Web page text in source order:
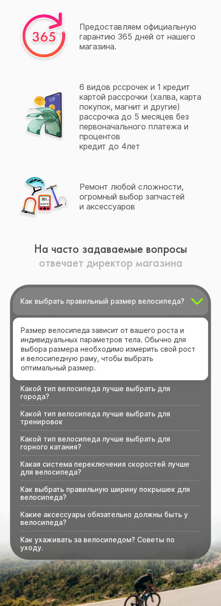
Предоставляем официальную
гарантию 365 дней от нашего
магазина.
6 видов рссрочек и 1 кредит
картой рассрочки (халва, карта
покупок, магнит и другие)
рассрочка до 5 месяцев без
первоначального платежа и
процентов
кредит до 4лет
Ремонт любой сложности,
огромный выбор запчастей
и аксессуаров
На часто задаваемые вопросы
отвечает директор магазина
Как выбрать правильный размер велосипеда?
Размер велосипеда зависит от вашего роста и
индивидуальных параметров тела. Обычно для
выбора размера необходимо измерить свой рост
и велосипедную раму, чтобы выбрать
оптимальный размер.
Какой тип велосипеда лучше выбрать для
города?
Какой тип велосипеда лучше выбрать для
тренировок
Какой тип велосипеда лучше выбрать для
горного катания?
Какая система переключения скоростей лучше
для велосипеда?
Как выбрать правильную ширину покрышек для
велосипеда?
Какие аксессуары обязательно должны быть у
велосипеда?
Как ухаживать за велосипедом? Советы по
уходу.